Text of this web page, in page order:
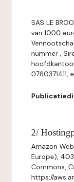
SAS LE
van 1000
nummer ,
2/
Amazon
Europe),
Commons,
https://